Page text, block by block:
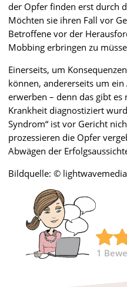
der Opfer finden erst durch
Möchten sie ihren Fall vor
Betroffene vor der
Mobbing erbringen zu
Einerseits, um
können, andererseits um
erwerben – denn das gibt
Krankheit diagnostiziert
Syndrom“ ist vor Gericht
prozessieren die Opfer
Abwägen der
Bildquelle: ©
1